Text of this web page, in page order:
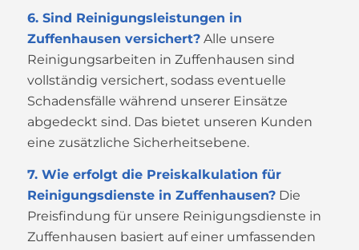
6. Sind Reinigungsleistungen in
Zuffenhausen versichert?Alle unsere
Reinigungsarbeiten in Zuffenhausen sind
vollständig versichert, sodass eventuelle
Schadensfälle während unserer Einsätze
abgedeckt sind. Das bietet unseren Kunden
eine zusätzliche Sicherheitsebene.
7. Wie erfolgt die Preiskalkulation für
Reinigungsdienste in Zuffenhausen?Die
Preisfindung für unsere Reinigungsdienste in
Zuffenhausen basiert auf einer umfassenden